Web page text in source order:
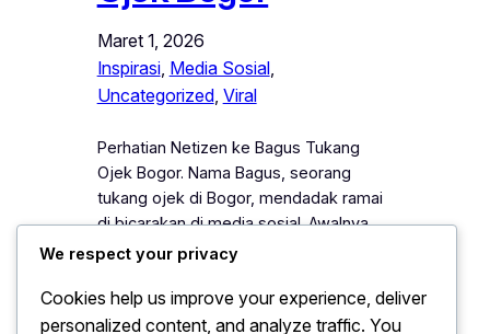
Maret 1, 2026
Inspirasi, Media Sosial
Uncategorized, Viral
Perhatian Netizen ke Bagus Tukang
Ojek Bogor. Nama Bagus, seorang
tukang ojek di Bogor, mendadak ramai
di bicarakan di media sosial. Awalnya,
tidak banyak orang mengenalnya.
sederhana yang memperlihatkan sikap
tulus dan kerja kerasnya tersebar luas
We respect your privacy
Cookies help us improve your experience, deliver
personalized content, and analyze traffic. You